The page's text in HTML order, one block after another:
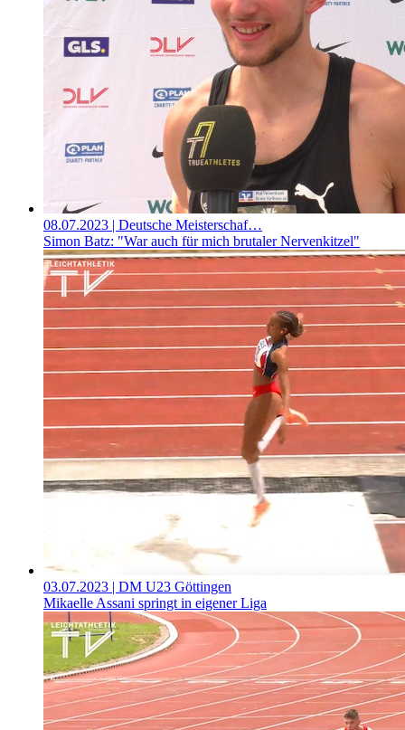
08.07.2023 | Deutsche Meisterschaf…
Simon Batz: "War auch für mich brutaler Nervenkitzel"
03.07.2023 | DM U23 Göttingen
Mikaelle Assani springt in eigener Liga